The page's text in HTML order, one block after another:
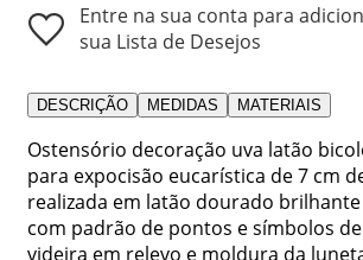
Entre na sua conta para
sua Lista de Desejos
DESCRIÇÃO MEDIDAS MATERIAIS
Ostensório decoração uva latão
para expocisão eucarística de 7 cm
realizada em latão dourado
com padrão de pontos e símbolos
videira em relevo e moldura da